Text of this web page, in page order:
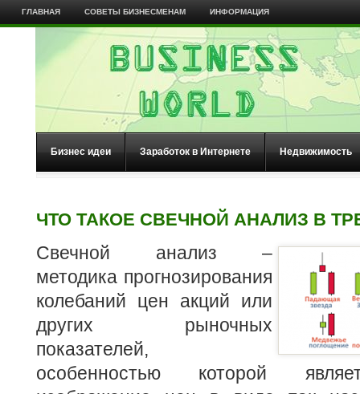
ГЛАВНАЯ СОВЕТЫ БИЗНЕСМЕНАМ ИНФОРМАЦИЯ
Бизнес идеи Заработок в Интернете Недвижимость
ЧТО ТАКОЕ СВЕЧНОЙ АНАЛИЗ В
Свечной анализ –
методика прогнозирования
колебаний цен акций или
других рыночных
показателей,
особенностью которой